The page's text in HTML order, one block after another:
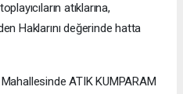
atıklarına,
Haklarını değerinde hatta
ATIK KUMPARAM